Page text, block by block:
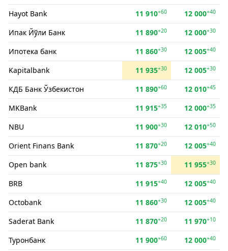
Hayot Bank 11 910+60 12 000+40
Ипак Йўли Банк 11 890+20 12 000+30
Ипотека банк 11 860+30 12 005+40
Kapitalbank 11 935+30 12 005+30
КДБ Банк Ўзбекистон 11 890+60 12 010+45
MKBank 11 915+35 12 000+35
NBU 11 900+30 12 010+50
Orient Finans Bank 11 870+20 12 005+40
Open bank 11 875+30 11 955+30
BRB 11 915+40 12 005+40
Octobank 11 860+30 12 005+40
Saderat Bank 11 870+20 11 970+10
Туронбанк 11 900+60 12 000+40